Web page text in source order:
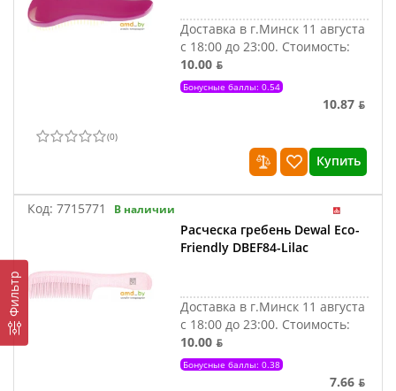
Фильтр
Доставка в г.Минск 11 августа
с 18:00 до 23:00. Стоимость:
10.00 ƃ
Бонусные баллы: 0.54
10.87 ƃ
(0)
Купить
Код: 7715771 В наличии
Расческа гребень Dewal Eco-
Friendly DBEF84-Lilac
Доставка в г.Минск 11 августа
с 18:00 до 23:00. Стоимость:
10.00 ƃ
Бонусные баллы: 0.38
7.66 ƃ